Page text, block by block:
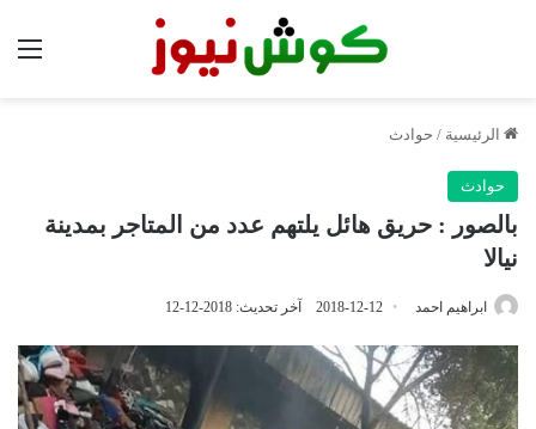
الرئيسية / حوادث
حوادث
بالصور : حريق هائل يلتهم عدد من المتاجر بمدينة
نيالا
ابراهيم احمد 2018-12-12 آخر تحديث: 2018-12-12